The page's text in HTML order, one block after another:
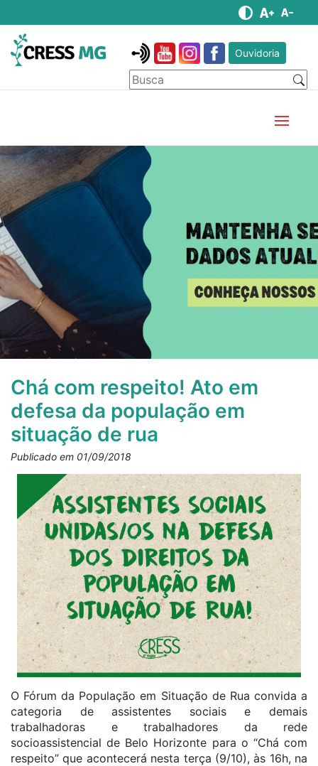
Ouvidoria
Chá com respeito! Ato em
defesa da população em
situação de rua
Publicado em 01/09/2018
O Fórum da População em Situação de Rua convida a
categoria de assistentes sociais e demais
trabalhadoras e trabalhadores da rede
socioassistencial de Belo Horizonte para o “Chá com
respeito” que acontecerá nesta terça (9/10), às 16h, na